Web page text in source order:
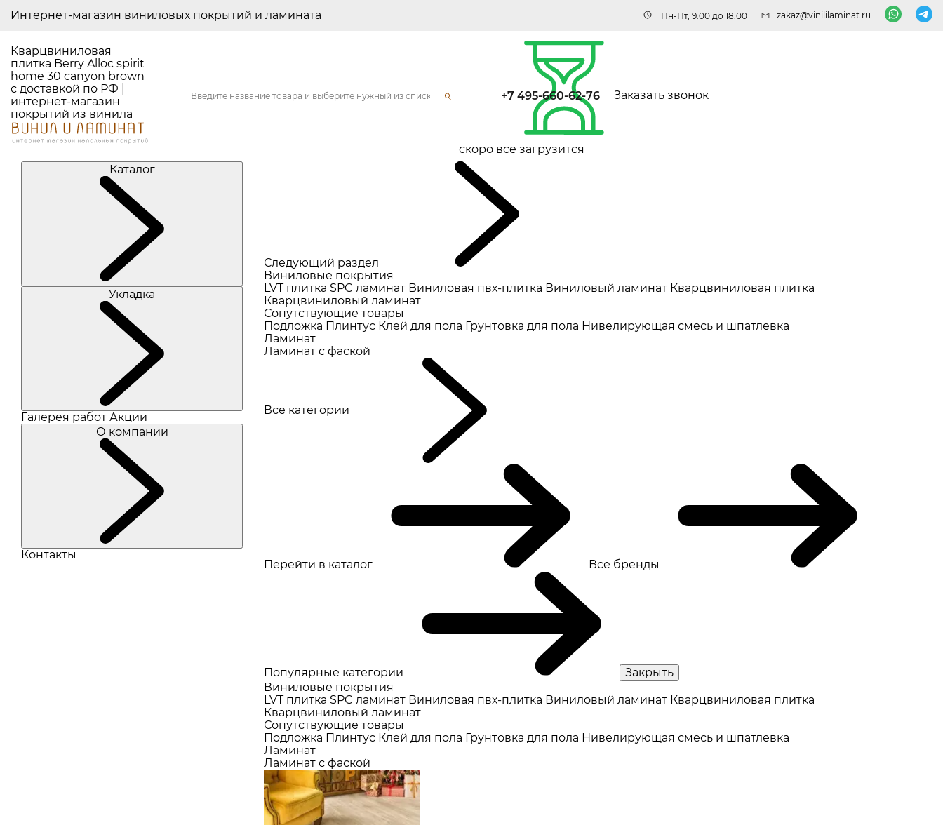
Интернет-магазин виниловых покрытий и ламината Пн-Пт, 9:00 до 18:00 zakaz@vinililaminat.ru
Кварцвиниловая
плитка Berry Alloc spirit
home 30 canyon brown
с доставкой по РФ |
интернет-магазин
покрытий из винила
скоро все загрузится
+7 495-660-62-76 Заказать звонок
Каталог
Укладка
Галерея работ Акции
О компании
Контакты
Следующий раздел
Виниловые покрытия
LVT плитка SPC ламинат Виниловая пвх-плитка Виниловый ламинат Кварцвиниловая плитка
Кварцвиниловый ламинат
Сопутствующие товары
Подложка Плинтус Клей для пола Грунтовка для пола Нивелирующая смесь и шпатлевка
Ламинат
Ламинат с фаской
Все катeгории
Перейти в каталог Все бренды
Популярные категории
Закрыть
Виниловые покрытия
LVT плитка SPC ламинат Виниловая пвх-плитка Виниловый ламинат Кварцвиниловая плитка
Кварцвиниловый ламинат
Сопутствующие товары
Подложка Плинтус Клей для пола Грунтовка для пола Нивелирующая смесь и шпатлевка
Ламинат
Ламинат с фаской